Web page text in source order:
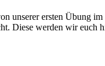
unserer ersten Übung im
Diese werden wir euch